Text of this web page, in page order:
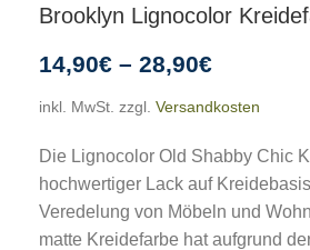
Brooklyn Lignocolor
14,90€ – 28,90€
inkl. MwSt. zzgl. Versandkosten
Die Lignocolor Old Shabby Chic
hochwertiger Lack auf
Veredelung von Möbeln und
matte Kreidefarbe hat aufgrund